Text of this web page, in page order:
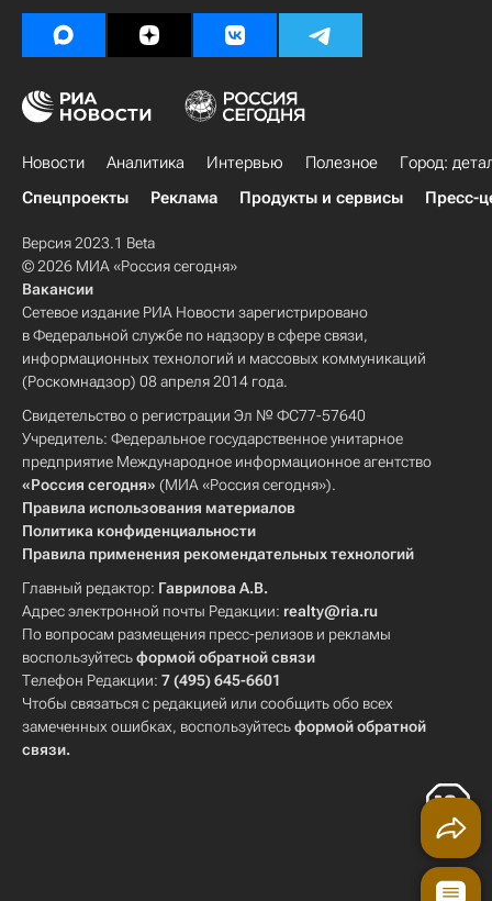
Новости Аналитика Интервью Полезное
Город:
Спецпроекты
Реклама Продукты и сервисы Пресс-
Версия 2023.1 Beta
© 2026 МИА «Россия сегодня»
Вакансии
Сетевое издание РИА Новости зарегистрировано
в Федеральной службе по надзору в сфере связи,
информационных технологий и массовых коммуникаций
(Роскомнадзор) 08 апреля 2014 года.
Свидетельство о регистрации Эл № ФС77-57640
Учредитель: Федеральное государственное унитарное
предприятие Международное информационное агентство
«Россия сегодня» (МИА «Россия сегодня»).
Правила использования материалов
Политика конфиденциальности
Правила применения рекомендательных технологий
Главный редактор: Гаврилова А.В.
Адрес электронной почты Редакции: realty@ria.ru
По вопросам размещения пресс-релизов и рекламы
воспользуйтесьформой обратной связи
Телефон Редакции: 7 (495) 645-6601
Чтобы связаться с редакцией или сообщить обо всех
замеченных ошибках, воспользуйтесьформой обратной
связи.